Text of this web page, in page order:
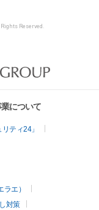
Reserved.
について
ティ24」
エ）
対策